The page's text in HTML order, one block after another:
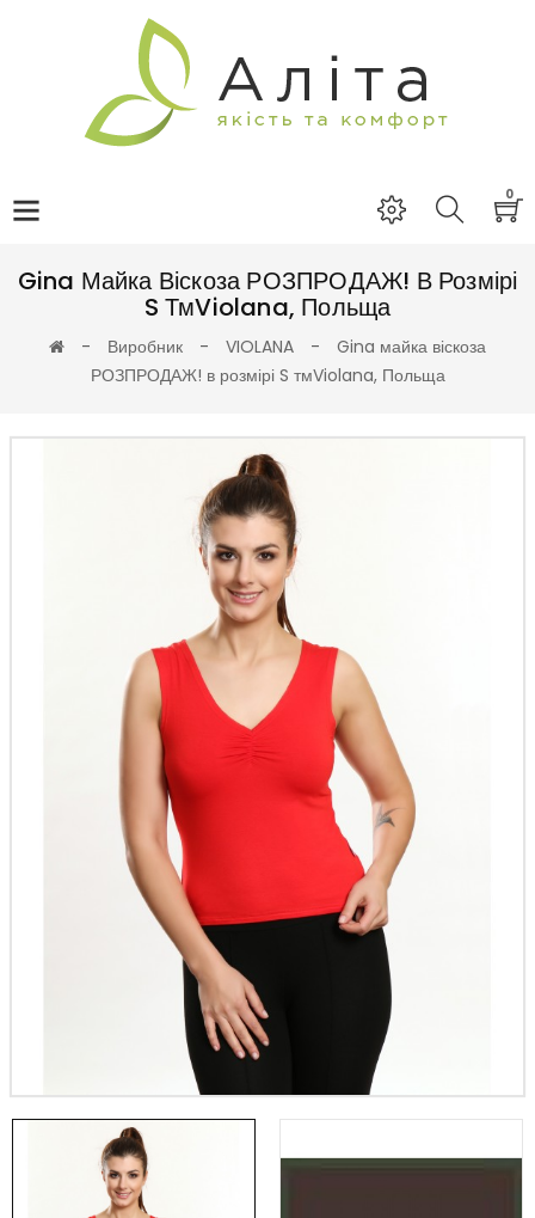
0
Gina Майка Віскоза РОЗПРОДАЖ! В Розмірі
S ТмViolana, Польща
Виробник VIOLANA
Gina майка віскоза
РОЗПРОДАЖ! в розмірі S тмViolana, Польща